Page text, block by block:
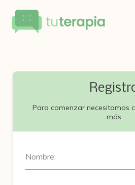
Para comenzar necesitamos
más
Nombre: